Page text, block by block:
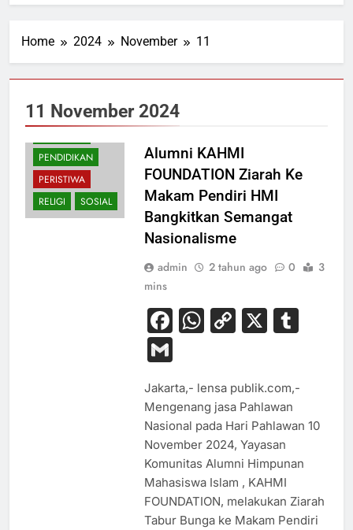
Home 2024 November 11
11 November 2024
BUDAYA
PENDIDIKAN
PERISTIWA
RELIGI
SOSIAL
Alumni KAHMI
FOUNDATION Ziarah Ke
Makam Pendiri HMI
Bangkitkan Semangat
Nasionalisme
admin 2 tahun ago 0
3
mins
Facebook
WhatsApp
Copy
X
Gmail
Jakarta,- lensa publik.com,-
Mengenang jasa Pahlawan
Nasional pada Hari Pahlawan 10
November 2024, Yayasan
Komunitas Alumni Himpunan
Mahasiswa Islam , KAHMI
FOUNDATION, melakukan Ziarah
Tabur Bunga ke Makam Pendiri